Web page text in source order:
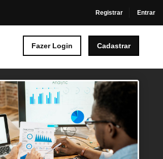
Registrar Entrar
Fazer Login Cadastrar